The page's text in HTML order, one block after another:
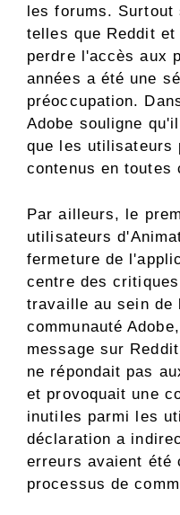
les forums.
telles que Reddit
perdre l'accès aux
années a été une
préoccupation.
Adobe souligne
que les utilisateurs
contenus en toutes
Par ailleurs, le
utilisateurs
fermeture de
centre des
travaille au sein de
communauté
message sur
ne répondait pas
et provoquait une
inutiles parmi les
déclaration a
erreurs avaient été
processus de